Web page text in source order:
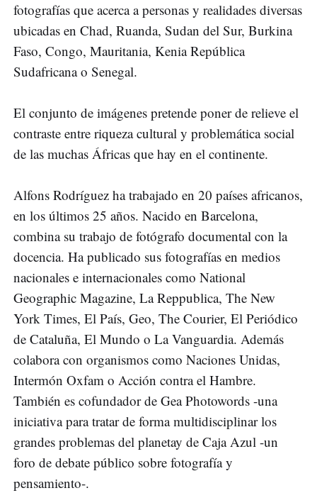
fotografías que acerca a personas y realidades diversas
ubicadas en Chad, Ruanda, Sudan del Sur, Burkina
Faso, Congo, Mauritania, Kenia República
Sudafricana o Senegal.
El conjunto de imágenes pretende poner de relieve el
contraste entre riqueza cultural y problemática social
de las muchas Áfricas que hay en el continente.
Alfons Rodríguez ha trabajado en 20 países africanos,
en los últimos 25 años. Nacido en Barcelona,
combina su trabajo de fotógrafo documental con la
docencia. Ha publicado sus fotografías en medios
nacionales e internacionales como National
Geographic Magazine, La Reppublica, The New
York Times, El País, Geo, The Courier, El Periódico
de Cataluña, El Mundo o La Vanguardia. Además
colabora con organismos como Naciones Unidas,
Intermón Oxfam o Acción contra el Hambre.
También es cofundador de Gea Photowords -una
iniciativa para tratar de forma multidisciplinar los
grandes problemas del planetay de Caja Azul -un
foro de debate público sobre fotografía y
pensamiento-.